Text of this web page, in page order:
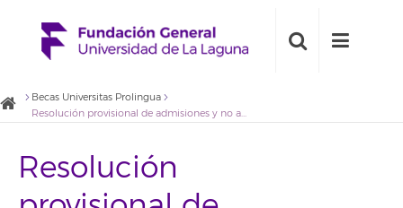
Becas Universitas Prolingua
Resolución provisional de admisiones y no admisiones al procedimiento de Becas Universitas Prolingua para el alumnado del Servicio de Idiomas de la Universidad de La Laguna matriculado durante el primer cuatrimestre del curso académico 2021/2022
Resolución